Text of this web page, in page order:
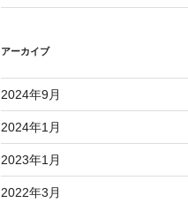
アーカイブ
2024年9月
2024年1月
2023年1月
2022年3月